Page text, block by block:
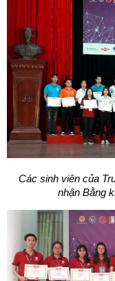
Các sinh viên của
nhận Bằng